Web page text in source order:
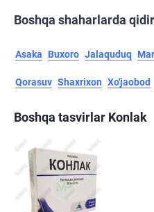
Boshqa shaharlarda
Asaka Buxoro Jalaquduq
Qorasuv Shaxrixon Xo'jaobod
Boshqa tasvirlar Konlak